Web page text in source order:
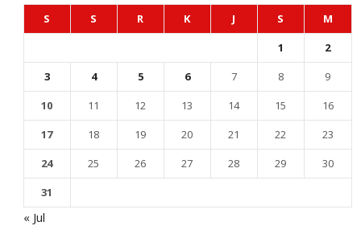
S S R K J S
M
1
2
3
4 5 6 7 8
9
10
11 12 13 14 15
16
17
18 19 20 21 22
23
24
25 26 27 28 29
30
31
« Jul